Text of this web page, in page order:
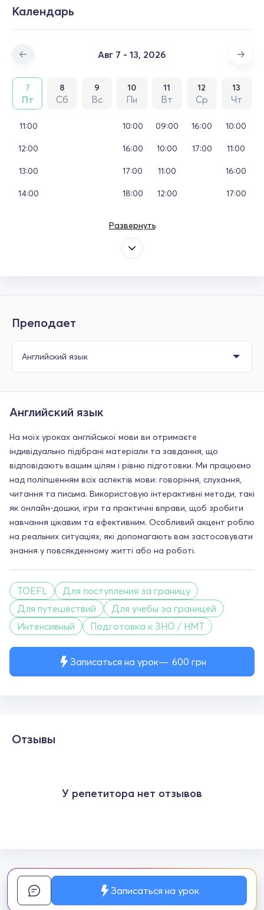
Календарь
Авг 7 - 13, 2026
7
Пт
8
Сб
9
Вс
10
Пн
11
Вт
12
Ср
13
Чт
11:00
12:00
13:00
14:00
10:00
16:00
17:00
18:00
09:00
10:00
11:00
12:00
16:00
17:00
10:00
11:00
16:00
17:00
Развернуть
Преподает
Записаться на урок 600 грн
Английский язык
На моїх уроках англійської мови ви отримаєте
індивідуально підібрані матеріали та завдання, що
відповідають вашим цілям і рівню підготовки. Ми працюємо
над поліпшенням всіх аспектів мови: говоріння, слухання,
читання та письма. Використовую інтерактивні методи, такі
як онлайн-дошки, ігри та практичні вправи, щоб зробити
навчання цікавим та ефективним. Особливий акцент роблю
на реальних ситуаціях, які допомагають вам застосовувати
знання у повсякденному житті або на роботі.
TOEFL
Для поступления за границу
Для путешествий
Для учебы за границей
Интенсивный
Подготовка к ЗНО / НМТ
Отзывы
У репетитора нет отзывов
Записаться на урок